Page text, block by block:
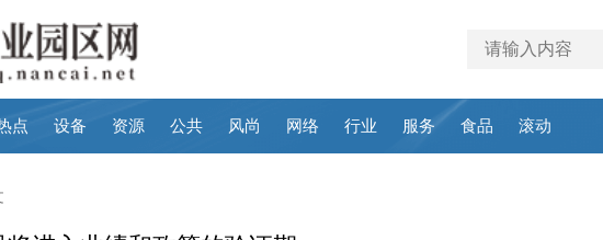
点 设备 资源 公共 风尚 网络 行业 服务 食品 滚动